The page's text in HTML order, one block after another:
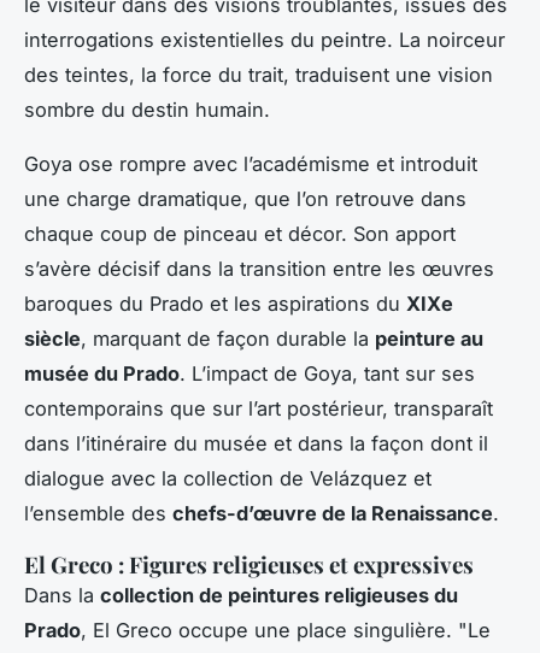
interrogations existentielles du peintre. La noirceur
des teintes, la force du trait, traduisent une vision
sombre du destin humain.
Goya ose rompre avec l’académisme et introduit
une charge dramatique, que l’on retrouve dans
chaque coup de pinceau et décor. Son apport
s’avère décisif dans la transition entre les œuvres
baroques du Prado et les aspirations du XIXe
siècle, marquant de façon durable la peinture au
musée du Prado. L’impact de Goya, tant sur ses
contemporains que sur l’art postérieur, transparaît
dans l’itinéraire du musée et dans la façon dont il
dialogue avec la collection de Velázquez et
l’ensemble des chefs-d’œuvre de la Renaissance.
El Greco : Figures religieuses et expressives
Dans la collection de peintures religieuses du
Prado, El Greco occupe une place singulière. "Le